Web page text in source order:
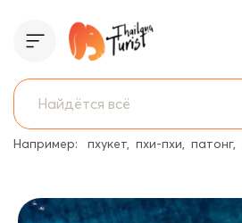
Например: пхукет пхи-пхи патонг